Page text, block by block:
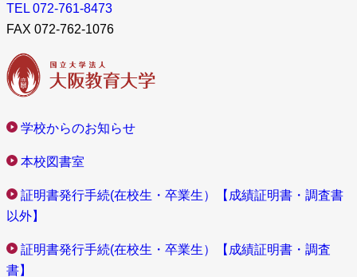
TEL 072-761-8473
FAX 072-762-1076
学校からのお知らせ
本校図書室
証明書発行手続(在校生・卒業生）【成績証明書・調査書
以外】
証明書発行手続(在校生・卒業生）【成績証明書・調査
書】